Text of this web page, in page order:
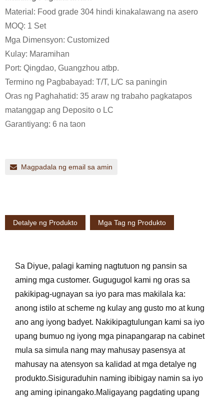
Material: Food grade 304 hindi kinakalawang na asero
MOQ: 1 Set
Mga Dimensyon: Customized
Kulay: Maramihan
Port: Qingdao, Guangzhou atbp.
Termino ng Pagbabayad: T/T, L/C sa paningin
Oras ng Paghahatid: 35 araw ng trabaho pagkatapos
matanggap ang Deposito o LC
Garantiyang: 6 na taon
Magpadala ng email sa amin
Detalye ng Produkto Mga Tag ng Produkto
Sa Diyue, palagi kaming nagtutuon ng pansin sa
aming mga customer. Gugugugol kami ng oras sa
pakikipag-ugnayan sa iyo para mas makilala ka:
anong istilo at scheme ng kulay ang gusto mo at kung
ano ang iyong badyet. Nakikipagtulungan kami sa iyo
upang bumuo ng iyong mga pinapangarap na cabinet
mula sa simula nang may mahusay pasensya at
mahusay na atensyon sa kalidad at mga detalye ng
produkto.Sisiguraduhin naming ibibigay namin sa iyo
ang aming ipinangako.Maligayang pagdating upang